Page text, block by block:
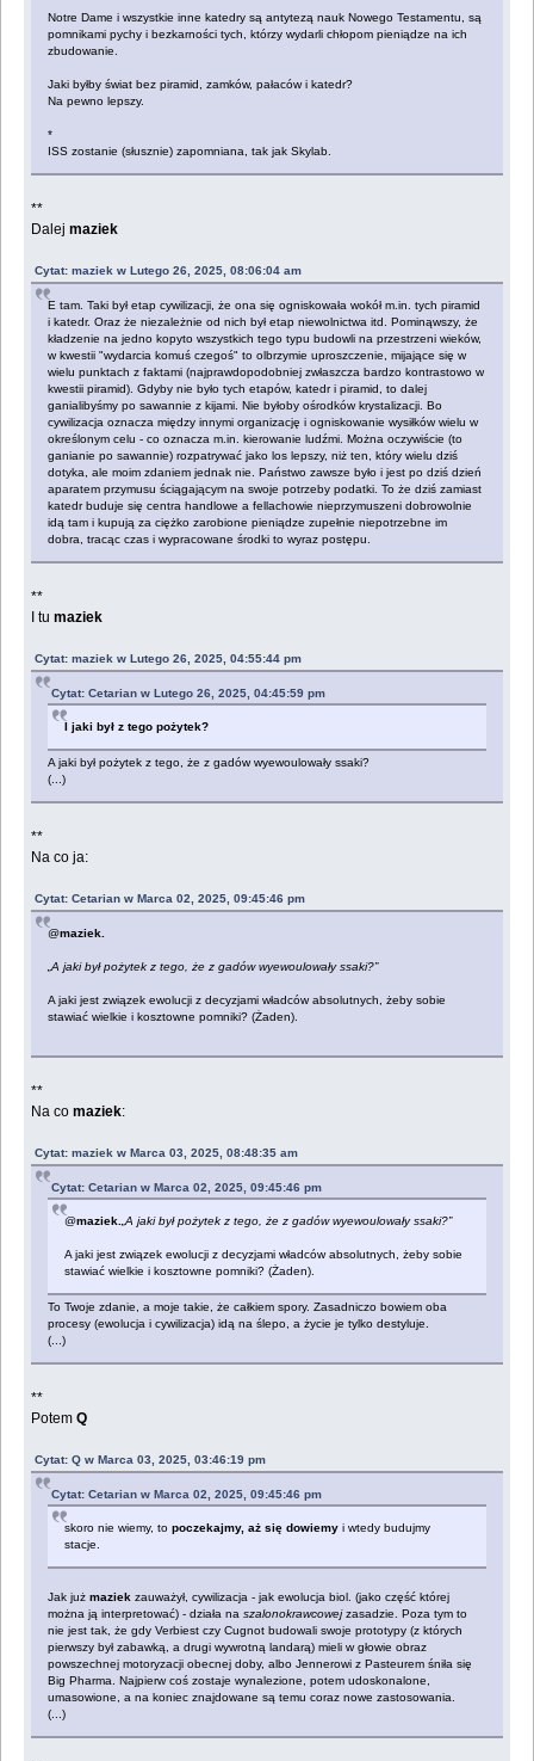
Notre Dame i wszystkie inne katedry są antytezą nauk Nowego Testamentu, są
pomnikami pychy i bezkarności tych, którzy wydarli chłopom pieniądze na ich
zbudowanie.
Jaki byłby świat bez piramid, zamków, pałaców i katedr?
Na pewno lepszy.
*
ISS zostanie (słusznie) zapomniana, tak jak Skylab.
**
Dalejmaziek
Cytat: maziek w Lutego 26, 2025, 08:06:04 am
E tam. Taki był etap cywilizacji, że ona się ogniskowała wokół m.in. tych piramid
i katedr. Oraz że niezależnie od nich był etap niewolnictwa itd. Pominąwszy, że
kładzenie na jedno kopyto wszystkich tego typu budowli na przestrzeni wieków,
w kwestii "wydarcia komuś czegoś" to olbrzymie uproszczenie, mijające się w
wielu punktach z faktami (najprawdopodobniej zwłaszcza bardzo kontrastowo w
kwestii piramid). Gdyby nie było tych etapów, katedr i piramid, to dalej
ganialibyśmy po sawannie z kijami. Nie byłoby ośrodków krystalizacji. Bo
cywilizacja oznacza między innymi organizację i ogniskowanie wysiłków wielu w
określonym celu - co oznacza m.in. kierowanie ludźmi. Można oczywiście (to
ganianie po sawannie) rozpatrywać jako los lepszy, niż ten, który wielu dziś
dotyka, ale moim zdaniem jednak nie. Państwo zawsze było i jest po dziś dzień
aparatem przymusu ściągającym na swoje potrzeby podatki. To że dziś zamiast
katedr buduje się centra handlowe a fellachowie nieprzymuszeni dobrowolnie
idą tam i kupują za ciężko zarobione pieniądze zupełnie niepotrzebne im
dobra, tracąc czas i wypracowane środki to wyraz postępu.
**
I tumaziek
Cytat: maziek w Lutego 26, 2025, 04:55:44 pm
Cytat: Cetarian w Lutego 26, 2025, 04:45:59 pm
I jaki był z tego pożytek?
A jaki był pożytek z tego, że z gadów wyewoulowały ssaki?
(...)
**
Na co ja:
Cytat: Cetarian w Marca 02, 2025, 09:45:46 pm
@maziek.
„A jaki był pożytek z tego, że z gadów wyewoulowały ssaki?”
A jaki jest związek ewolucji z decyzjami władców absolutnych, żeby sobie
stawiać wielkie i kosztowne pomniki? (Żaden).
**
Na comaziek:
Cytat: maziek w Marca 03, 2025, 08:48:35 am
Cytat: Cetarian w Marca 02, 2025, 09:45:46 pm
@maziek.„A jaki był pożytek z tego, że z gadów wyewoulowały ssaki?”
A jaki jest związek ewolucji z decyzjami władców absolutnych, żeby sobie
stawiać wielkie i kosztowne pomniki? (Żaden).
To Twoje zdanie, a moje takie, że całkiem spory. Zasadniczo bowiem oba
procesy (ewolucja i cywilizacja) idą na ślepo, a życie je tylko destyluje.
(...)
**
PotemQ
Cytat: Q w Marca 03, 2025, 03:46:19 pm
Cytat: Cetarian w Marca 02, 2025, 09:45:46 pm
skoro nie wiemy, topoczekajmy, aż się dowiemy i wtedy budujmy
stacje.
Jak jużmaziek zauważył, cywilizacja - jak ewolucja biol. (jako część której
można ją interpretować) - działa naszalonokrawcowejzasadzie. Poza tym to
nie jest tak, że gdy Verbiest czy Cugnot budowali swoje prototypy (z których
pierwszy był zabawką, a drugi wywrotną landarą) mieli w głowie obraz
powszechnej motoryzacji obecnej doby, albo Jennerowi z Pasteurem śniła się
Big Pharma. Najpierw coś zostaje wynalezione, potem udoskonalone,
umasowione, a na koniec znajdowane są temu coraz nowe zastosowania.
(...)